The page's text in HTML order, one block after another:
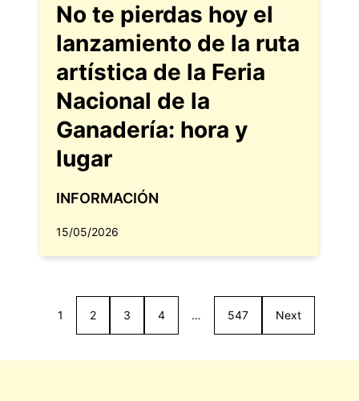
No te pierdas hoy el
lanzamiento de la ruta
artística de la Feria
Nacional de la
Ganadería: hora y
lugar
INFORMACIÓN
15/05/2026
1 2 3 4 … 547 Next